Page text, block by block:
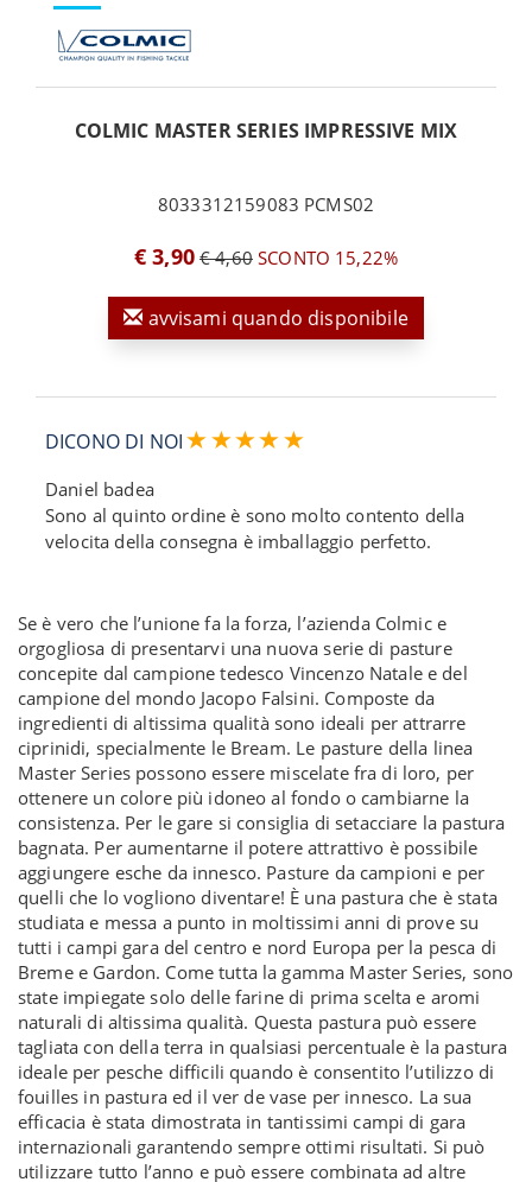
COLMIC MASTER SERIES IMPRESSIVE MIX
8033312159083 PCMS02
€ 3,90 € 4,60SCONTO 15,22%
avvisami quando disponibile
DICONO DI NOI
Daniel badea
Sono al quinto ordine è sono molto contento della
velocita della consegna è imballaggio perfetto.
Se è vero che l’unione fa la forza, l’azienda Colmic e
orgogliosa di presentarvi una nuova serie di pasture
concepite dal campione tedesco Vincenzo Natale e del
campione del mondo Jacopo Falsini. Composte da
ingredienti di altissima qualità sono ideali per attrarre
ciprinidi, specialmente le Bream. Le pasture della linea
Master Series possono essere miscelate fra di loro, per
ottenere un colore più idoneo al fondo o cambiarne la
consistenza. Per le gare si consiglia di setacciare la pastura
bagnata. Per aumentarne il potere attrattivo è possibile
aggiungere esche da innesco. Pasture da campioni e per
quelli che lo vogliono diventare! È una pastura che è stata
studiata e messa a punto in moltissimi anni di prove su
tutti i campi gara del centro e nord Europa per la pesca di
Breme e Gardon. Come tutta la gamma Master Series, sono
state impiegate solo delle farine di prima scelta e aromi
naturali di altissima qualità. Questa pastura può essere
tagliata con della terra in qualsiasi percentuale è la pastura
ideale per pesche difficili quando è consentito l’utilizzo di
fouilles in pastura ed il ver de vase per innesco. La sua
efficacia è stata dimostrata in tantissimi campi di gara
internazionali garantendo sempre ottimi risultati. Si può
utilizzare tutto l’anno e può essere combinata ad altre